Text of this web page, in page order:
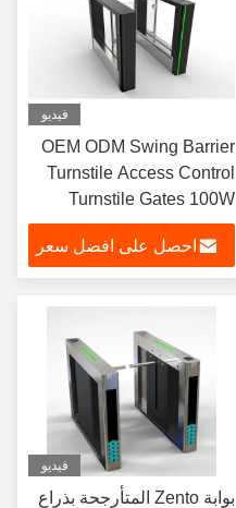
فيديو
OEM ODM Swing Barrier
Turnstile Access Control
Turnstile Gates 100W
احصل على افضل سعر
فيديو
بوابة Zento المتأرجحة بذراع